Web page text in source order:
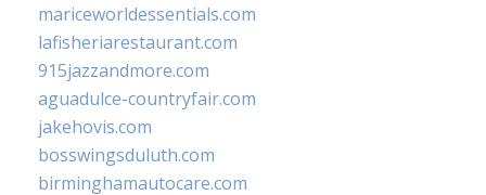
mariceworldessentials.com
lafisheriarestaurant.com
915jazzandmore.com
aguadulce-countryfair.com
jakehovis.com
bosswingsduluth.com
birminghamautocare.com